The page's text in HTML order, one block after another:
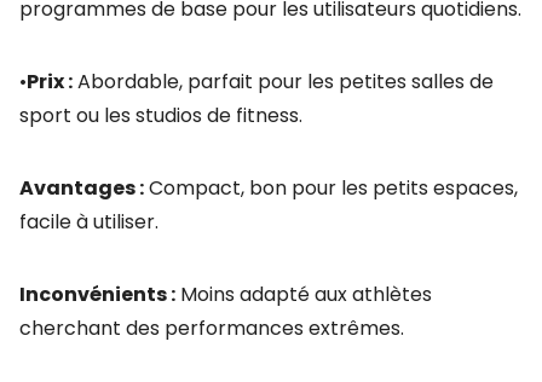
programmes de base pour les utilisateurs quotidiens.
•Prix :Abordable, parfait pour les petites salles de
sport ou les studios de fitness.
Avantages :Compact, bon pour les petits espaces,
facile à utiliser.
Inconvénients : Moins adapté aux athlètes
cherchant des performances extrêmes.